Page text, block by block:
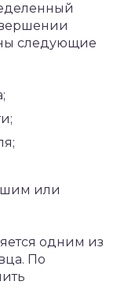
следующие
или
одним из
По